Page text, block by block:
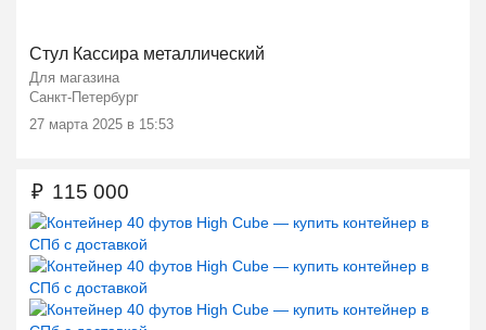
Ещё 2 фото
Стул Кассира металлический
Для магазина
Санкт-Петербург
27 марта 2025 в 15:53
₽ 115 000